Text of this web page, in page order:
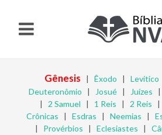
Gênesis | Êxodo | Levítico
Deuteronômio | Josué| Juízes |
| 2 Samuel | 1 Reis | 2 Reis |
Crônicas | Esdras | Neemias |
| Provérbios | Eclesiastes |